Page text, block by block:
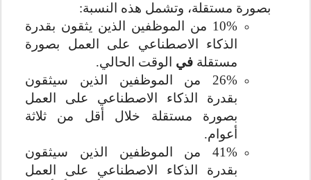
بصورة مستقلة، وتشمل هذه النسبة:
10% من الموظفين الذين يثقون بقدرة
الذكاء الاصطناعي على العمل بصورة
مستقلة في
الوقت الحالي.
26% من الموظفين الذين سيثقون
بقدرة الذكاء الاصطناعي على العمل
بصورة مستقلة خلال أقل من ثلاثة
أعوام.
41% من الموظفين الذين سيثقون
بقدرة الذكاء الاصطناعي على العمل